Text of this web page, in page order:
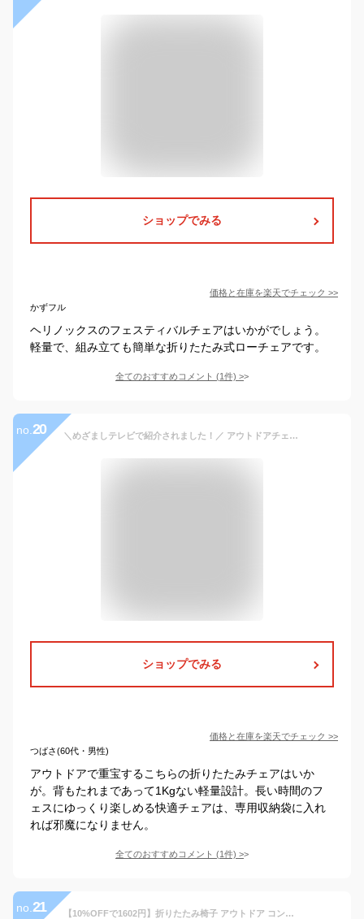
ショップでみる
価格と在庫を楽天でチェック >>
かずフル
ヘリノックスのフェスティバルチェアはいかがでしょう。
軽量で、組み立ても簡単な折りたたみ式ローチェアです。
全てのおすすめコメント (1件) >
no. 20 ＼めざましテレビで紹介されました！／ アウトドアチェア キャンプ椅子 キャンプチェア 軽量 折りたたみ椅子 アウトドア チェア コンパクト アルミ キャンプ 運動会 椅子 イス 携帯 送料無料 超軽量 YMBSTORE NAZEAM LOW ハンモック おしゃれ ロータイプ チェアリング 子供
ショップでみる
価格と在庫を楽天でチェック >>
つばさ(60代・男性)
アウトドアで重宝するこちらの折りたたみチェアはいか
が。背もたれまであって1Kgない軽量設計。長い時間のフ
ェスにゆっくり楽しめる快適チェアは、専用収納袋に入れ
れば邪魔になりません。
全てのおすすめコメント (1件) >
no. 21 【10%OFFで1602円】折りたたみ椅子 アウトドア コンパクト 軽量 折りたたみチェア 椅子 折りたたみ チェア スツール おしゃれ 携帯 持ち運び キャンプ 釣り 踏み台 屋外 イベント 運動会 バーベキュー BBQ レジャー ピクニック バイク ツーリング フェス 旅行 GW 海 プール